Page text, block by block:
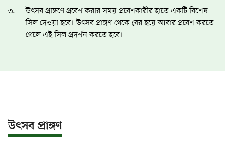
উৎসব প্রাঙ্গণে প্রবেশ করার সময় প্রবেশকারীর হাতে একটি বিশেষ
সিল দেওয়া হবে। উৎসব প্রাঙ্গণ থেকে বের হয়ে আবার প্রবেশ করতে
গেলে এই সিল প্রদর্শন করতে হবে।
উৎসব প্রাঙ্গণ